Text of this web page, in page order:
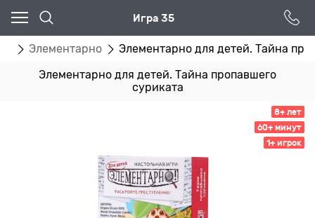
Игра 35
Элементарно Элементарно для детей. Тайна
Элементарно для детей. Тайна пропавшего
суриката
8+ лет
60+ минут
1+ игрок